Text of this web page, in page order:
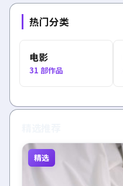
热门分类
电影
31 部作品
精选